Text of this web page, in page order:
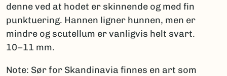
denne ved at hodet er skinnende og med fin
punktuering. Hannen ligner hunnen, men er
mindre og scutellum er vanligvis helt svart.
10−11 mm.
Note: Sør for Skandinavia finnes en art som